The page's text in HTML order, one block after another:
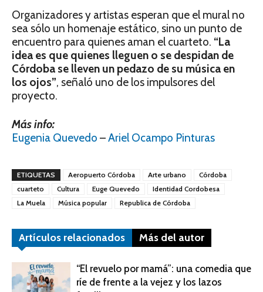
Organizadores y artistas esperan que el mural no
sea sólo un homenaje estático, sino un punto de
encuentro para quienes aman el cuarteto. “La
idea es que quienes lleguen o se despidan de
Córdoba se lleven un pedazo de su música en
los ojos”, señaló uno de los impulsores del
proyecto.
Más info:
Eugenia Quevedo –Ariel Ocampo Pinturas
ETIQUETAS Aeropuerto Córdoba Arte urbano
Córdoba
cuarteto
Cultura Euge Quevedo
Identidad Cordobesa
La Muela
Música popular Republica de Córdoba
Artículos relacionados Más del autor
“El revuelo por mamá”: una comedia que
ríe de frente a la vejez y los lazos